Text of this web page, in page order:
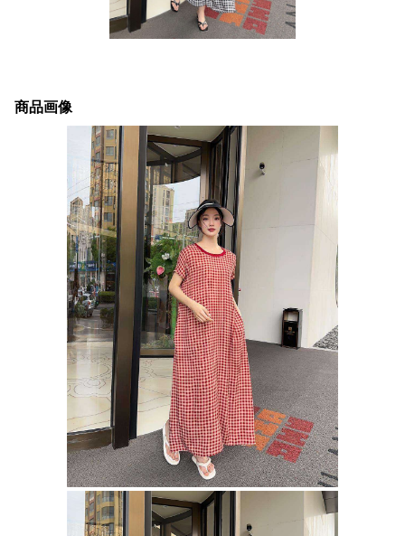
商品画像